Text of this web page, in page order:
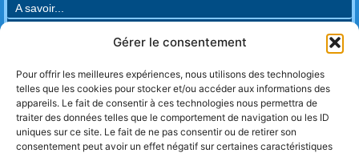
Gérer le consentement
Pour offrir les meilleures expériences, nous utilisons des technologies
telles que les cookies pour stocker et/ou accéder aux informations des
appareils. Le fait de consentir à ces technologies nous permettra de
traiter des données telles que le comportement de navigation ou les ID
uniques sur ce site. Le fait de ne pas consentir ou de retirer son
consentement peut avoir un effet négatif sur certaines caractéristiques
A savoir...
• Conditions générales de vente
• Enquête de satisfaction Formateurs
• Enquête de satisfaction L.E.E. (2023)
• Enquête de satisfaction L.E.E. 22/3/24
• Enquête de satisfaction L.E.E. 4/10/24
• Enquête de satisfaction Responsables